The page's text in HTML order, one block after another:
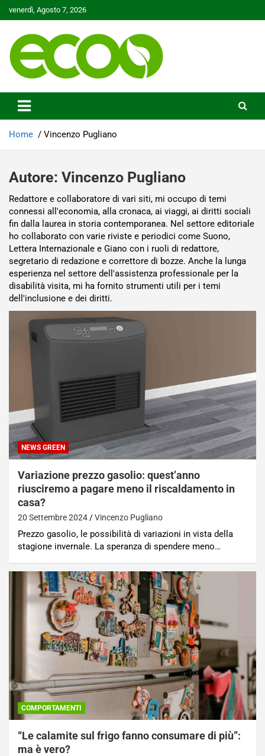
to
venerdì, Agosto 7, 2026
Ecoo.it
Home Vincenzo Pugliano
Autore: Vincenzo Pugliano
Redattore e collaboratore di vari siti, mi occupo di temi
connessi all'economia, alla cronaca, ai viaggi, ai diritti sociali
fin dalla laurea in storia contemporanea. Nel settore editoriale
ho collaborato con varie riviste e periodici come Suono,
Lettera Internazionale e Giano con i ruoli di redattore,
segretario di redazione e correttore di bozze. Anche la lunga
esperienza nel settore dell'assistenza professionale per la
disabilità visita, mi ha fornito strumenti utili per i temi
dell'inclusione e dei diritti.
NEWS GREEN
Variazione prezzo gasolio: quest’anno
riusciremo a pagare meno il riscaldamento in
casa?
20 Settembre 2024 Vincenzo Pugliano
Prezzo gasolio, le possibilità di variazioni in vista della
stagione invernale. La speranza di spendere meno…
COMPORTAMENTI
“Le calamite sul frigo fanno consumare di più”:
ma è vero?